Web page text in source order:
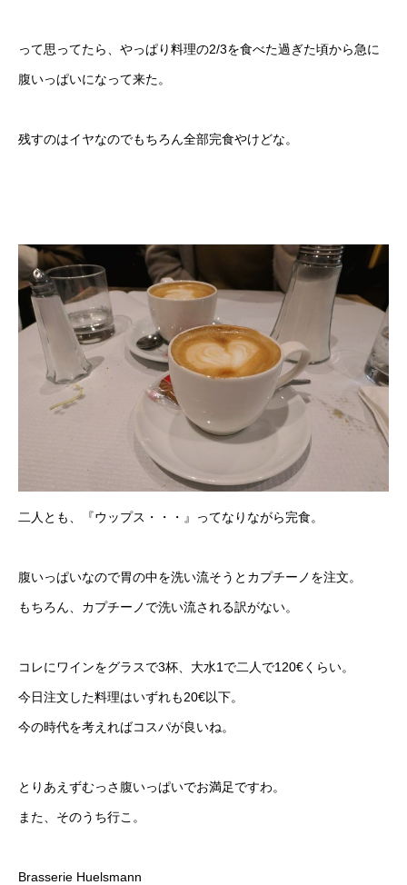
って思ってたら、やっぱり料理の2/3を食べた過ぎた頃から急に
腹いっぱいになって来た。
残すのはイヤなのでもちろん全部完食やけどな。
二人とも、『ウップス・・・』ってなりながら完食。
腹いっぱいなので胃の中を洗い流そうとカプチーノを注文。
もちろん、カプチーノで洗い流される訳がない。
コレにワインをグラスで3杯、大水1で二人で120€くらい。
今日注文した料理はいずれも20€以下。
今の時代を考えればコスパが良いね。
とりあえずむっさ腹いっぱいでお満足ですわ。
また、そのうち行こ。
Brasserie Huelsmann